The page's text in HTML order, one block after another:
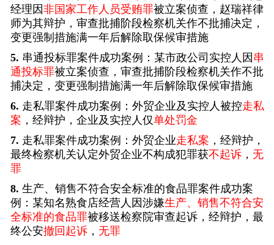
经理因非国家工作人员受贿罪被立案侦查，赵瑞祥律
师为其辩护，审查批捕阶段检察机关作不批捕决定，
变更强制措施满一年后解除取保候审措施
5. 串通投标罪案件成功案例：某市政公司实控人因 串
通投标罪被立案侦查，审查批捕阶段检察机关作不批
捕决定，变更强制措施满一年后解除取保候审措施
6. 走私罪案件成功案例：外贸企业及实控人被控走私
案 ，经辩护，企业及实控人仅单处罚金
7. 走私罪案件成功案例：外贸企业走私案 ，经辩护，
最终检察机关认定外贸企业不构成犯罪获不起诉 ， 无
罪
8. 生产、销售不符合安全标准的食品罪案件成功案
例：某知名熟食店经营人因涉嫌生产、销售不符合安
全标准的食品罪被移送检察院审查起诉，经辩护，最
终公安撤回起诉 ， 无罪